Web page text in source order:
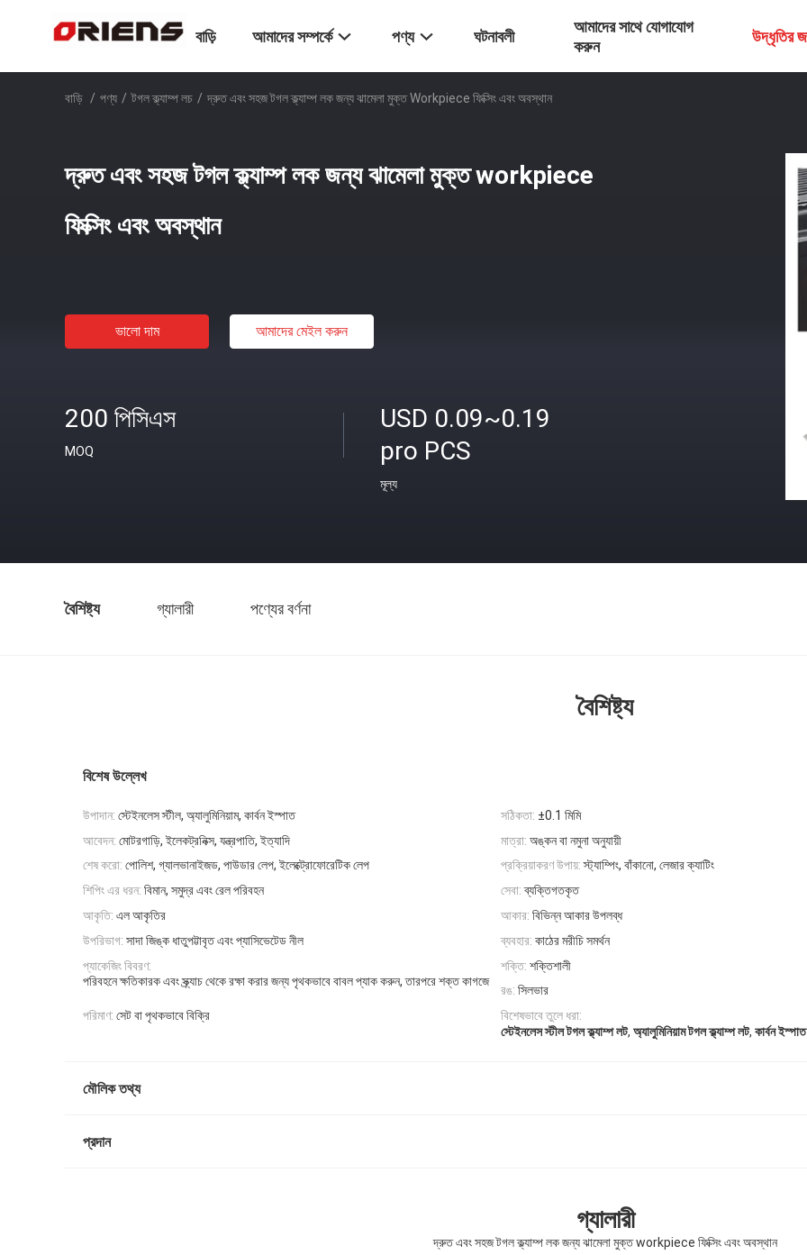
বাড়ি আমাদের সম্পর্কে পণ্য ঘটনাবলী
আমাদের সাথে যোগাযোগ
করুন
উদ্ধৃতির
বাড়ি / পণ্য / টগল ক্ল্যাম্প লচ / দ্রুত এবং সহজ টগল ক্ল্যাম্প লক জন্য ঝামেলা মুক্ত Workpiece ফিক্সিং এবং অবস্থান
দ্রুত এবং সহজ টগল ক্ল্যাম্প লক জন্য ঝামেলা মুক্ত workpiece
ফিক্সিং এবং অবস্থান
ভালো দাম আমাদের মেইল ​​করুন
200 পিসিএস
MOQ
USD 0.09~0.19
pro PCS
মূল্য
বৈশিষ্ট্য গ্যালারী পণ্যের বর্ণনা
বৈশিষ্ট্য
বিশেষ উল্লেখ
উপাদান: স্টেইনলেস স্টীল, অ্যালুমিনিয়াম, কার্বন ইস্পাত সঠিকতা: ±0.1 মিমি
আবেদন: মোটরগাড়ি, ইলেকট্রনিক্স, যন্ত্রপাতি, ইত্যাদি মাত্রা: অঙ্কন বা নমুনা অনুযায়ী
শেষ করো: পোলিশ, গ্যালভানাইজড, পাউডার লেপ, ইলেক্ট্রোফোরেটিক লেপ প্রক্রিয়াকরণ উপায়: স্ট্যাম্পিং, বাঁকানো, লেজার ক্যাটিং
শিপিং এর ধরন: বিমান, সমুদ্র এবং রেল পরিবহন সেবা: ব্যক্তিগতকৃত
আকৃতি: এল আকৃতির আকার: বিভিন্ন আকার উপলব্ধ
উপরিভাগ: সাদা জিঙ্ক ধাতুপট্টাবৃত এবং প্যাসিভেটেড নীল ব্যবহার: কাঠের মরীচি সমর্থন
প্যাকেজিং বিবরণ:
পরিবহনে ক্ষতিকারক এবং স্ক্র্যাচ থেকে রক্ষা করার জন্য পৃথকভাবে বাবল প্যাক করুন, তারপরে শক্ত কাগজে
শক্তি: শক্তিশালী
রঙ: সিলভার
পরিমাণ: সেট বা পৃথকভাবে বিক্রি
বিশেষভাবে তুলে ধরা:
স্টেইনলেস স্টীল টগল ক্ল্যাম্প লট, অ্যালুমিনিয়াম টগল ক্ল্যাম্প লট, কার্বন
মৌলিক তথ্য
প্রদান
গ্যালারী
দ্রুত এবং সহজ টগল ক্ল্যাম্প লক জন্য ঝামেলা মুক্ত workpiece ফিক্সিং এবং অবস্থান